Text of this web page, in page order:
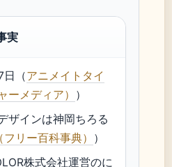
実
日（アニメイトタイ
ーメディア） ）
ザインは神岡ちろる
リー百科事典） ）
株式会社運営のに